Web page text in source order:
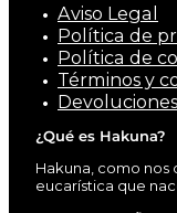
Aviso Legal
Política de
Política de
Términos y
¿Qué es Hakuna?
Hakuna, como nos
eucarística que